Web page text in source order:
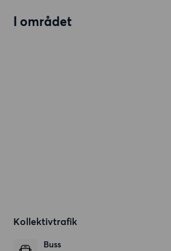
I området
Kollektivtrafik
Buss